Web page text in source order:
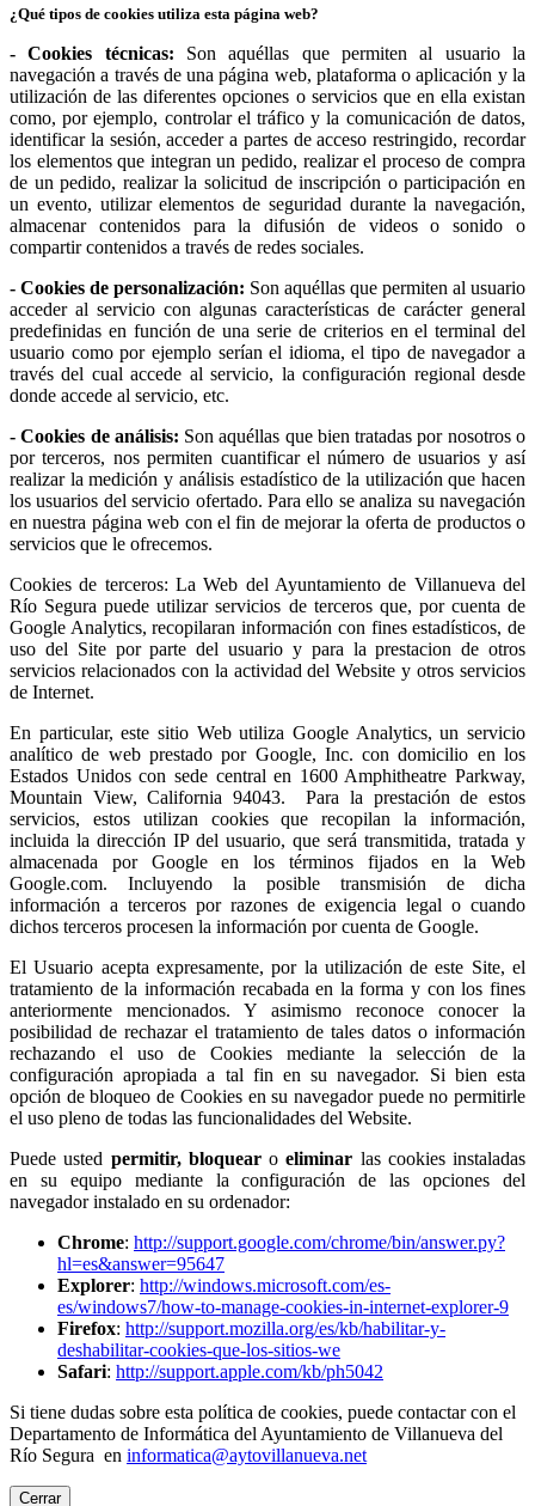
¿Qué tipos de cookies utiliza esta página web?
- Cookies técnicas: Son aquéllas que permiten al usuario la
navegación a través de una página web, plataforma o aplicación y la
utilización de las diferentes opciones o servicios que en ella existan
como, por ejemplo, controlar el tráfico y la comunicación de datos,
identificar la sesión, acceder a partes de acceso restringido, recordar
los elementos que integran un pedido, realizar el proceso de compra
de un pedido, realizar la solicitud de inscripción o participación en
un evento, utilizar elementos de seguridad durante la navegación,
almacenar contenidos para la difusión de videos o sonido o
compartir contenidos a través de redes sociales.
- Cookies de personalización: Son aquéllas que permiten al usuario
acceder al servicio con algunas características de carácter general
predefinidas en función de una serie de criterios en el terminal del
usuario como por ejemplo serían el idioma, el tipo de navegador a
través del cual accede al servicio, la configuración regional desde
donde accede al servicio, etc.
- Cookies de análisis: Son aquéllas que bien tratadas por nosotros o
por terceros, nos permiten cuantificar el número de usuarios y así
realizar la medición y análisis estadístico de la utilización que hacen
los usuarios del servicio ofertado. Para ello se analiza su navegación
en nuestra página web con el fin de mejorar la oferta de productos o
servicios que le ofrecemos.
Cookies de terceros: La Web del Ayuntamiento de Villanueva del
Río Segura puede utilizar servicios de terceros que, por cuenta de
Google Analytics, recopilaran información con fines estadísticos, de
uso del Site por parte del usuario y para la prestacion de otros
servicios relacionados con la actividad del Website y otros servicios
de Internet.
En particular, este sitio Web utiliza Google Analytics, un servicio
analítico de web prestado por Google, Inc. con domicilio en los
Estados Unidos con sede central en 1600 Amphitheatre Parkway,
Mountain View, California 94043. Para la prestación de estos
servicios, estos utilizan cookies que recopilan la información,
incluida la dirección IP del usuario, que será transmitida, tratada y
almacenada por Google en los términos fijados en la Web
Google.com. Incluyendo la posible transmisión de dicha
información a terceros por razones de exigencia legal o cuando
dichos terceros procesen la información por cuenta de Google.
El Usuario acepta expresamente, por la utilización de este Site, el
tratamiento de la información recabada en la forma y con los fines
anteriormente mencionados. Y asimismo reconoce conocer la
posibilidad de rechazar el tratamiento de tales datos o información
rechazando el uso de Cookies mediante la selección de la
configuración apropiada a tal fin en su navegador. Si bien esta
opción de bloqueo de Cookies en su navegador puede no permitirle
el uso pleno de todas las funcionalidades del Website.
Puede usted permitir, bloquearoeliminar las cookies instaladas
en su equipo mediante la configuración de las opciones del
navegador instalado en su ordenador:
Chrome: http://support.google.com/chrome/bin/answer.py?
hl=es&answer=95647
Explorer: http://windows.microsoft.com/es-
es/windows7/how-to-manage-cookies-in-internet-explorer-9
Firefox: http://support.mozilla.org/es/kb/habilitar-y-
deshabilitar-cookies-que-los-sitios-we
Safari: http://support.apple.com/kb/ph5042
Si tiene dudas sobre esta política de cookies, puede contactar con el
Departamento de Informática del Ayuntamiento de Villanueva del
Río Segura en informatica@aytovillanueva.net
Cerrar